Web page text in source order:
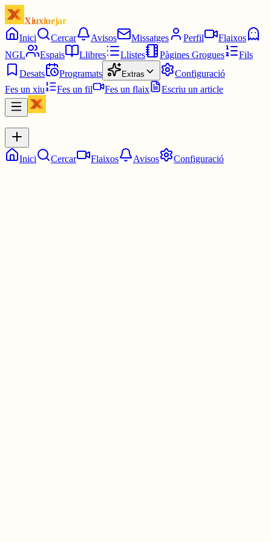
Xiuxiuejar
Inici
Cercar Avisos Missatges Perfil
Flaixos
NGL
Espais Llibres Llistes Pàgines Grogues
Fils
Desats
Programats Extras
Configuració
Fes un xiu
Fes un fil Fes un flaix Escriu un article
Inici Cercar Flaixos Avisos Configuració